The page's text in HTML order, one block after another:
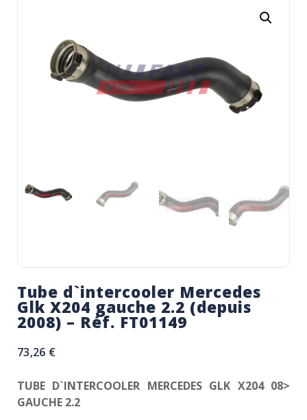
Tube d`intercooler Mercedes
Glk X204 gauche 2.2 (depuis
2008) – Réf. FT01149
73,26 €
TUBE D`INTERCOOLER MERCEDES GLK X204 08>
GAUCHE 2.2